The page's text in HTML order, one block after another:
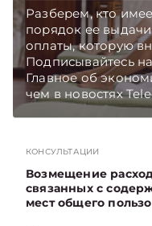
Разберем, кто
порядок ее
оплаты, которую
Подписывайтесь
Главное об
чем в новостях
КОНСУЛЬТАЦИИ
Возмещение
связанных с
мест общего